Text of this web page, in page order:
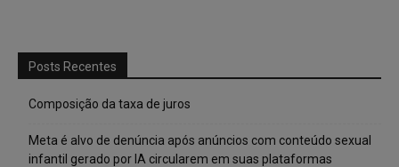
Posts Recentes
Composição da taxa de juros
Meta é alvo de denúncia após anúncios com conteúdo sexual
infantil gerado por IA circularem em suas plataformas